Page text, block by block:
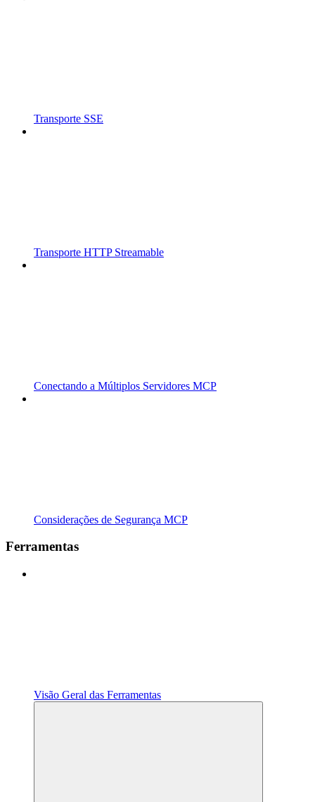
Transporte SSE
Transporte HTTP Streamable
Conectando a Múltiplos Servidores MCP
Considerações de Segurança MCP
Ferramentas
Visão Geral das Ferramentas